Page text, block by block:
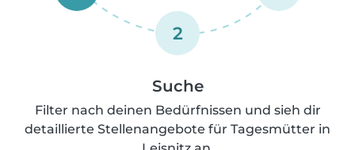
2
Suche
Filter nach deinen Bedürfnissen und sieh dir
detaillierte Stellenangebote für Tagesmütter in